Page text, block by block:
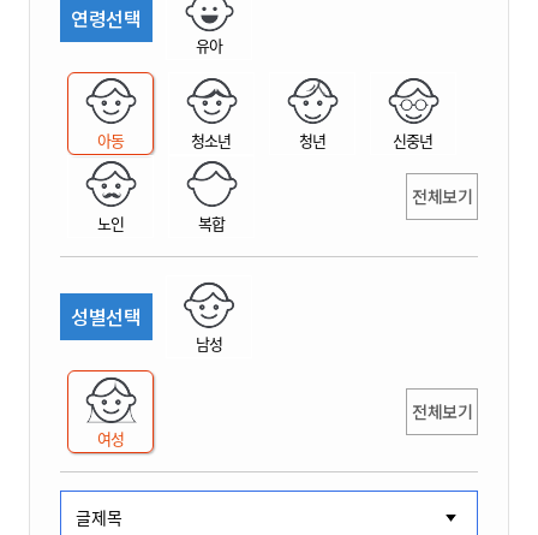
연령선택
유아
아동 청소년 청년 신중년
노인 복합
전체보기
성별선택
남성
여성
전체보기